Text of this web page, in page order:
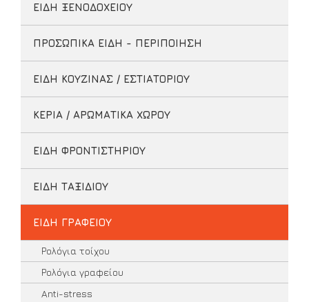
ΕΙΔΗ ΞΕΝΟΔΟΧΕΙΟΥ
ΠΡΟΣΩΠΙΚΑ ΕΙΔΗ - ΠΕΡΙΠΟΙΗΣΗ
ΕΙΔΗ ΚΟΥΖΙΝΑΣ / ΕΣΤΙΑΤΟΡΙΟΥ
ΚΕΡΙΑ / ΑΡΩΜΑΤΙΚΑ ΧΩΡΟΥ
ΕΙΔΗ ΦΡΟΝΤΙΣΤΗΡΙΟΥ
ΕΙΔΗ ΤΑΞΙΔΙΟΥ
ΕΙΔΗ ΓΡΑΦΕΙΟΥ
Ρολόγια τοίχου
Ρολόγια γραφείου
Anti-stress